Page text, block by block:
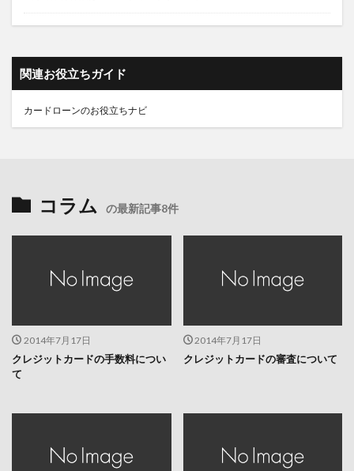
関連お役立ちガイド
カードローンのお役立ちナビ
コラム の最新記事8件
2014年7月17日
クレジットカードの手数料につい
て
2014年7月17日
クレジットカードの審査について